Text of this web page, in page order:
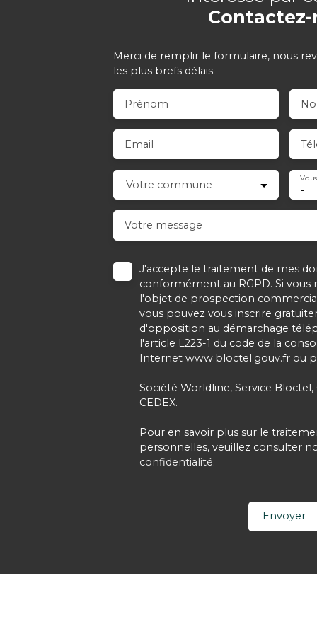
Merci de remplir le formulaire, nous
les plus brefs délais.
Prénom
Email
Votre commune -
Votre message
J'accepte le traitement de mes
conformément au RGPD. Si vous
l'objet de prospection
vous pouvez vous inscrire
d'opposition au démarchage
l'article L223-1 du code de la
Internet www.bloctel.gouv.fr ou
Société Worldline, Service Bloctel,
CEDEX.
Pour en savoir plus sur le
personnelles, veuillez consulter
confidentialité.
Envoyer